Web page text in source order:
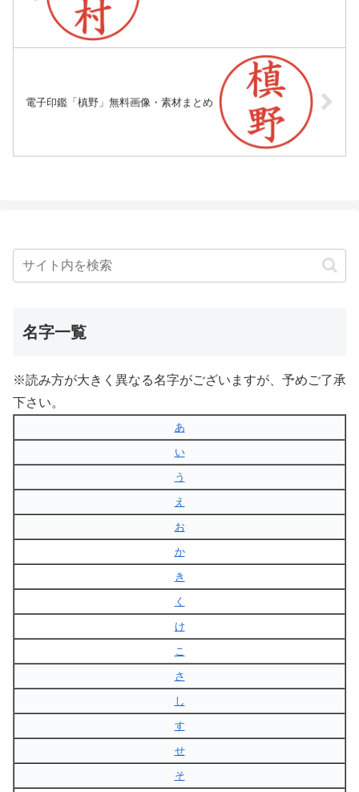
電子印鑑「槙野」無料画像・素材まとめ
名字一覧
※読み方が大きく異なる名字がございますが、予めご了承
下さい。
あ
い
う
え
お
か
き
く
け
こ
さ
し
す
せ
そ